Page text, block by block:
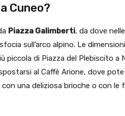
Cuneo?
Piazza Galimberti, da dove
sull’arco alpino. Le
piccola di Piazza del Plebiscito a
al Caffè Arione, dove
una deliziosa brioche o con le